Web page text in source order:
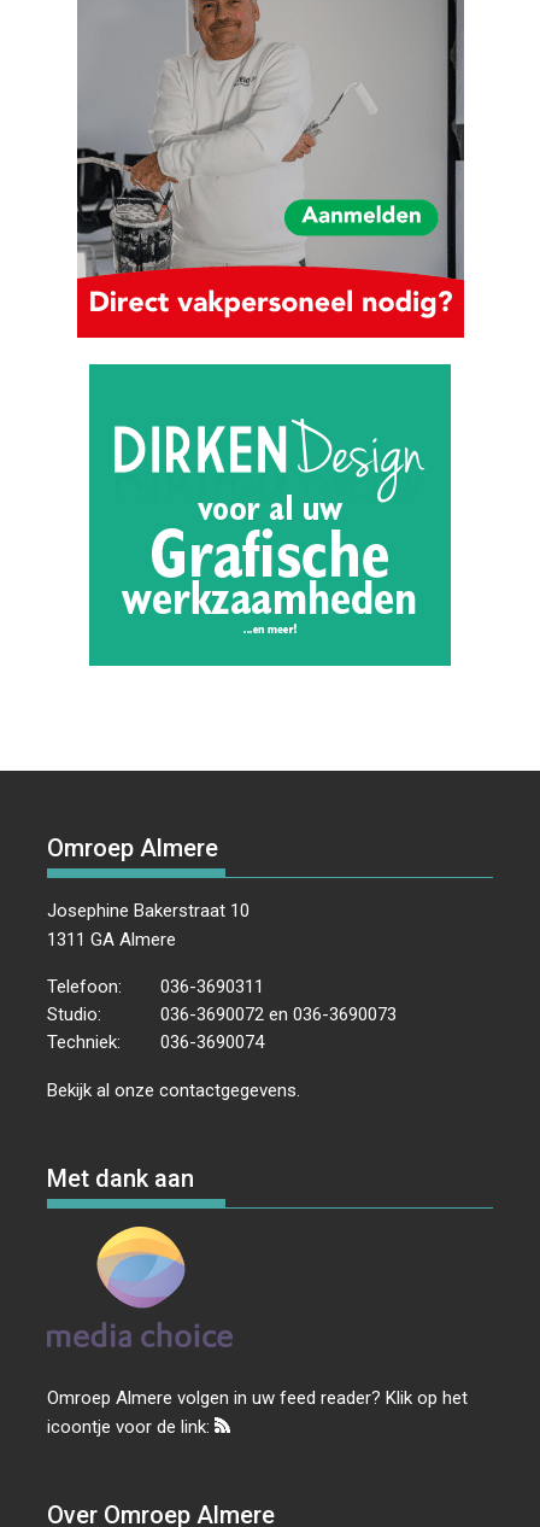
Omroep Almere
Josephine Bakerstraat 10
1311 GA Almere
Telefoon:
036-3690311
Studio:
036-3690072 en 036-3690073
Techniek:
036-3690074
Bekijk al onzecontactgegevens
Met dank aan
Omroep Almere volgen in uw feed reader? Klik op het
icoontje voor de link:
Over Omroep Almere